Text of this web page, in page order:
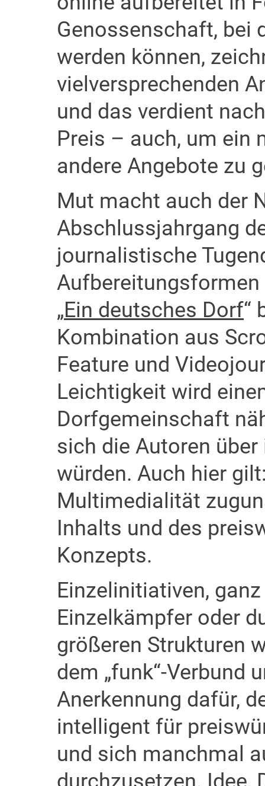
Genossenschaft, bei
werden können,
vielversprechenden
und das verdient
Preis – auch, um ein
andere Angebote zu
Mut macht auch der
Abschlussjahrgang
journalistische
Aufbereitungsformen
„Ein deutsches Dorf“
Kombination aus
Feature und
Leichtigkeit wird
Dorfgemeinschaft
sich die Autoren
würden. Auch hier
Multimedialität
Inhalts und des
Konzepts.
Einzelinitiativen,
Einzelkämpfer oder
größeren Strukturen
dem „funk“-Verbund
Anerkennung dafür,
intelligent für
und sich manchmal